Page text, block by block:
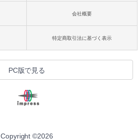
会社概要
特定商取引法に基づく表示
PC版で見る
Copyright ©2026